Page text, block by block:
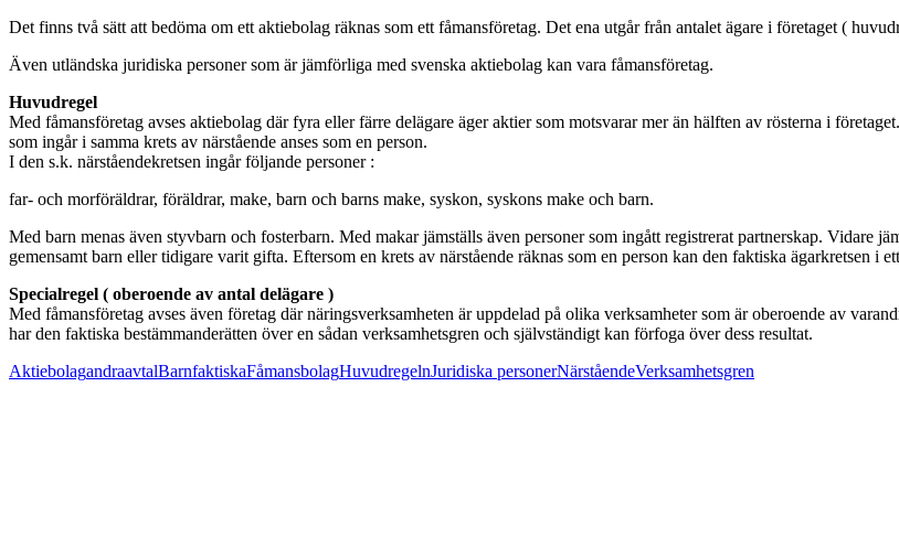
Det finns två sätt att bedöma om ett aktiebolag räknas som ett fåmansföretag. Det ena utgår från antalet ägare i företaget (
Även utländska juridiska personer som är jämförliga med svenska aktiebolag kan vara fåmansföretag.
Huvudregel
Med fåmansföretag avses aktiebolag där fyra eller färre delägare äger aktier som motsvarar mer än hälften av rösterna i
som ingår i samma krets av närstående anses som en person.
I den s.k. närståendekretsen ingår följande personer :
far- och morföräldrar, föräldrar, make, barn och barns make, syskon, syskons make och barn.
Med barn menas även styvbarn och fosterbarn. Med makar jämställs även personer som ingått registrerat partnerskap. Vidare
gemensamt barn eller tidigare varit gifta. Eftersom en krets av närstående räknas som en person kan den faktiska ägarkretsen i
Specialregel ( oberoende av antal delägare )
Med fåmansföretag avses även företag där näringsverksamheten är uppdelad på olika verksamheter som är oberoende av
har den faktiska bestämmanderätten över en sådan verksamhetsgren och självständigt kan förfoga över dess resultat.
AktiebolagandraavtalBarnfaktiskaFåmansbolagHuvudregelnJuridiska personerNärståendeVerksamhetsgren